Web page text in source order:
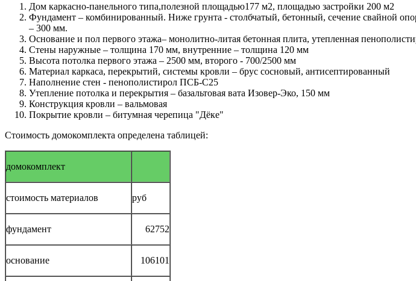
Дом каркасно-панельного типа,полезной площадью177 м2, площадью застройки 200 м2
Фундамент – комбинированный. Ниже грунта - столбчатый, бетонный, сечение свайной
– 300 мм.
Основание и пол первого этажа– монолитно-литая бетонная плита, утепленная
Стены наружные – толщина 170 мм, внутренние – толщина 120 мм
Высота потолка первого этажа – 2500 мм, второго - 700/2500 мм
Материал каркаса, перекрытий, системы кровли – брус сосновый, антисептированный
Наполнение стен - пенополистирол ПСБ-С25
Утепление потолка и перекрытия – базальтовая вата Изовер-Эко, 150 мм
Конструкция кровли – вальмовая
Покрытие кровли – битумная черепица "Дёке"
Стоимость домокомплекта определена таблицей:
домокомплект
стоимость материалов руб
фундамент 62752
основание 106101